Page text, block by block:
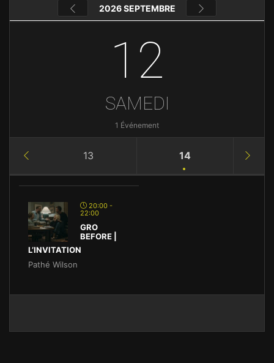
2026 SEPTEMBRE
12
SAMEDI
1 Événement
13 14
20:00 -
22:00
GRO
BEFORE |
L’INVITATION
Pathé Wilson